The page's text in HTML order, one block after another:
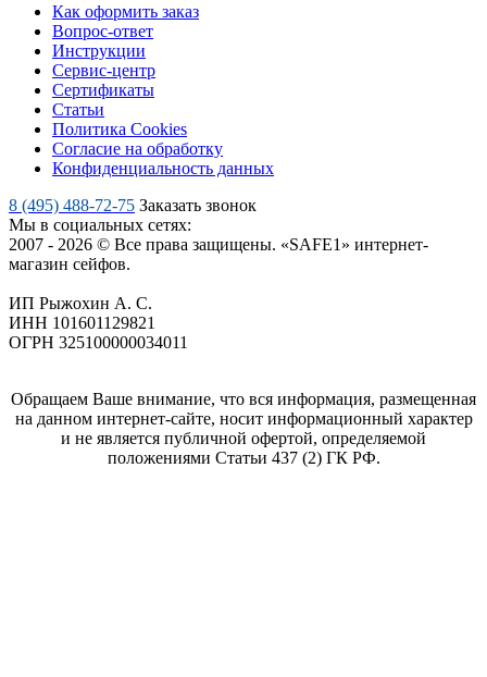
Как оформить заказ
Вопрос-ответ
Инструкции
Сервис-центр
Сертификаты
Статьи
Политика Cookies
Согласие на обработку
Конфиденциальность данных
8 (495) 488-72-75 Заказать звонок
Мы в социальных сетях:
2007 - 2026 © Все права защищены. «SAFE1» интернет-
магазин сейфов.
ИП Рыжохин А. С.
ИНН 101601129821
ОГРН 325100000034011
Обращаем Ваше внимание, что вся информация, размещенная
на данном интернет-сайте, носит информационный характер
и не является публичной офертой, определяемой
положениями Статьи 437 (2) ГК РФ.